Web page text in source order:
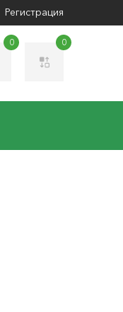
Регистрация
0 0